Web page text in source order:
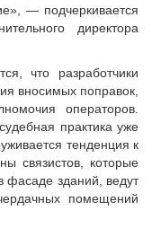
— подчеркивается
директора
что разработчики
вносимых поправок,
операторов.
практика уже
тенденция к
связистов, которые
фасаде зданий, ведут
помещений